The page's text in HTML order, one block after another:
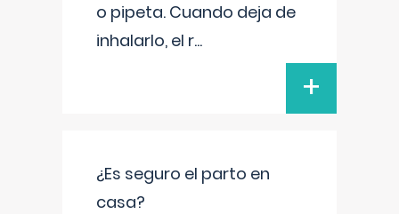
o pipeta. Cuando deja de
inhalarlo, el r...
+
¿Es seguro el parto en
casa?